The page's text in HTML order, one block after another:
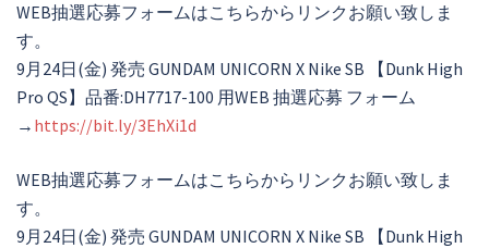
WEB抽選応募フォームはこちらからリンクお願い致しま
す。
9月24日(金) 発売 GUNDAM UNICORN X Nike SB 【Dunk High
Pro QS】品番:DH7717-100 用WEB 抽選応募 フォーム
→ https://bit.ly/3EhXi1d
WEB抽選応募フォームはこちらからリンクお願い致しま
す。
9月24日(金) 発売 GUNDAM UNICORN X Nike SB 【Dunk High